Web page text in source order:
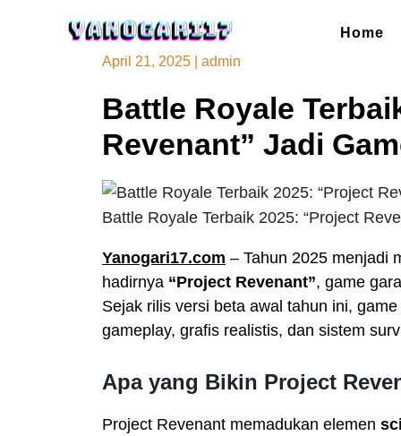
Home
April 21, 2025
admin
Battle Royale
Revenant” Jadi
Battle Royale Terbaik 2025: “Project
Yanogari17.com – Tahun 2025 menjadi
hadirnya “Project Revenant”, game
Sejak rilis versi beta awal tahun ini,
gameplay, grafis realistis, dan sistem
Apa yang Bikin Project
Project Revenant memadukan elemen